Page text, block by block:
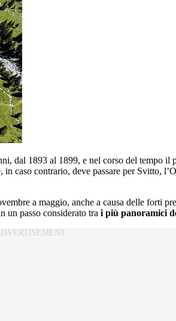
dal 1893 al 1899, e nel corso del tempo il
in caso contrario, deve passare per Svitto,
a maggio, anche a causa delle forti
un passo considerato tra i più panoramici